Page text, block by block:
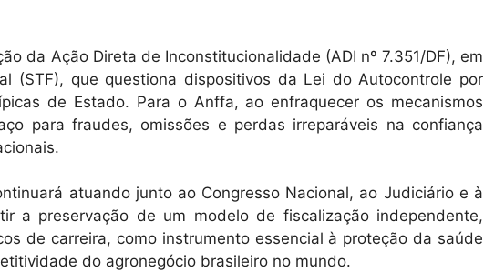
da Ação Direta de Inconstitucionalidade (ADI nº 7.351/DF), em
(STF), que questiona dispositivos da Lei do Autocontrole por
de Estado. Para o Anffa, ao enfraquecer os mecanismos
para fraudes, omissões e perdas irreparáveis na confiança
atuando junto ao Congresso Nacional, ao Judiciário e à
a preservação de um modelo de fiscalização independente,
de carreira, como instrumento essencial à proteção da saúde
do agronegócio brasileiro no mundo.